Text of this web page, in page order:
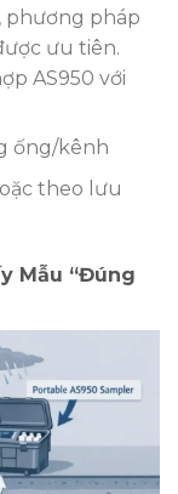
, phương pháp
ưu tiên.
AS950 với
ống/kênh
theo lưu
Mẫu “Đúng